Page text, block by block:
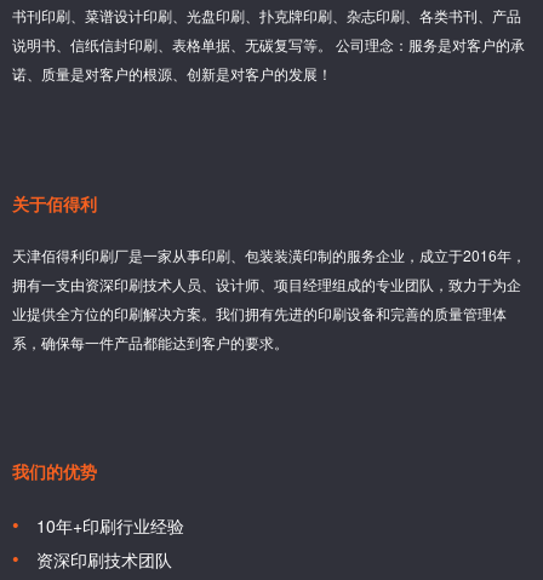
书刊印刷、菜谱设计印刷、光盘印刷、扑克牌印刷、杂志印刷、各类书刊、产品
说明书、信纸信封印刷、表格单据、无碳复写等。 公司理念：服务是对客户的承
诺、质量是对客户的根源、创新是对客户的发展！
关于佰得利
天津佰得利印刷厂是一家从事印刷、包装装潢印制的服务企业，成立于2016年，
拥有一支由资深印刷技术人员、设计师、项目经理组成的专业团队，致力于为企
业提供全方位的印刷解决方案。我们拥有先进的印刷设备和完善的质量管理体
系，确保每一件产品都能达到客户的要求。
我们的优势
10年+印刷行业经验
资深印刷技术团队